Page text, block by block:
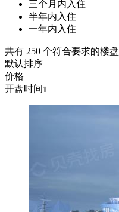
三个月内入住
半年内入住
一年内入住
共有 250 个符合要求的楼盘
默认排序
价格
开盘时间